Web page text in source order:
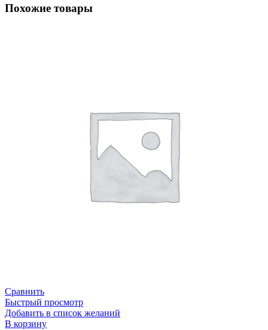
Похожие товары
Сравнить
Быстрый просмотр
Добавить в список желаний
В корзину